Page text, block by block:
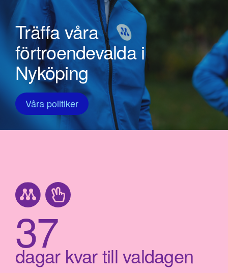
37
dagar kvar till valdagen
Träffa våra
förtroendevalda i
Nyköping
Våra politiker